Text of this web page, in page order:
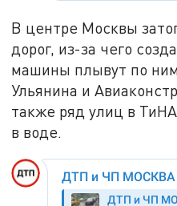
В центре Москвы
дорог, из-за чего
машины плывут по
Ульянина и
также ряд улиц в
в воде.